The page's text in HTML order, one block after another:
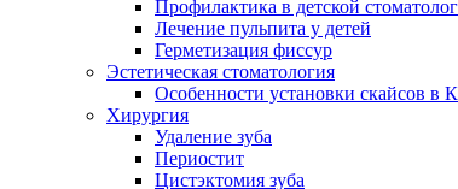
Профилактика в детской
Лечение пульпита у детей
Герметизация фиссур
Эстетическая стоматология
Особенности установки скайсов в
Хирургия
Удаление зуба
Периостит
Цистэктомия зуба